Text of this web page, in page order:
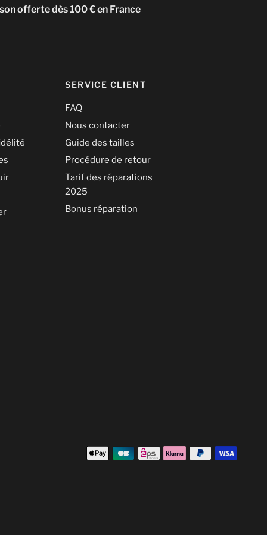
offerte dès 100 € en France
SERVICE CLIENT
FAQ
Nous contacter
Guide des tailles
Procédure de retour
Tarif des réparations
2025
Bonus réparation